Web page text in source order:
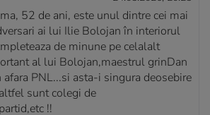
52 de ani, este unul dintre cei mai
ai lui Ilie Bolojan în interiorul
de minune pe celalalt
al lui Bolojan,maestrul grinDan
afara PNL...si asta-i singura deosebire
sunt colegi de
!!